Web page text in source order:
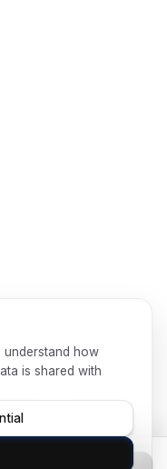
Protection
how
is shared with